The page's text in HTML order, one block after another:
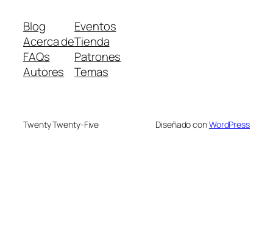
Blog
Acerca de
FAQs
Autores
Eventos
Tienda
Patrones
Temas
Twenty Twenty-Five Diseñado conWordPress